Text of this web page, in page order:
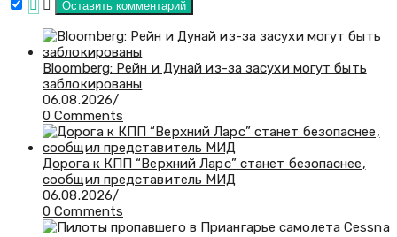
Bloomberg: Рейн и Дунай из-за засухи могут быть
заблокированы
06.08.2026/
0 Comments
Дорога к КПП “Верхний Ларс” станет безопаснее,
сообщил представитель МИД
06.08.2026/
0 Comments